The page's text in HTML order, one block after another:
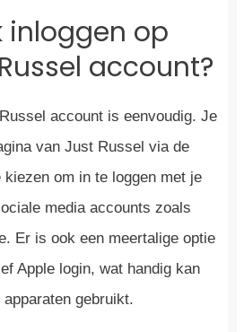
inloggen op
account?
account is eenvoudig. Je
van Just Russel via de
om in te loggen met je
media accounts zoals
Er is ook een meertalige optie
Apple login, wat handig kan
gebruikt.